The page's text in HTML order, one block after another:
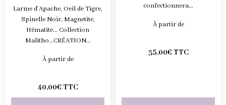
Larme d'Apache, Oeil de Tigre,
Spinelle Noir, Magnetite,
Hématite... Collection
Malitho...CRÉATION...
À partir de
40,00€ TTC
confectionnera...
À partir de
35,00€ TTC